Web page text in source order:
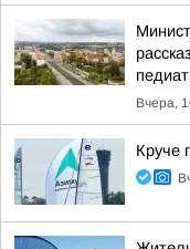
Вчера,
Круче